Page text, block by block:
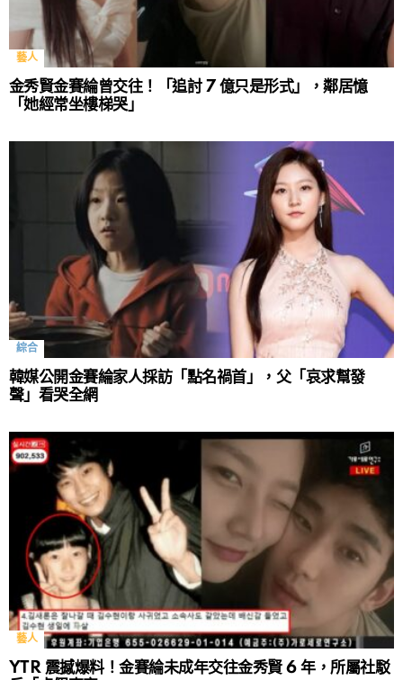
藝人
金秀賢金賽綸曾交往！「追討 7 億只是形式」，鄰居憶
「她經常坐樓梯哭」
綜合
韓媒公開金賽綸家人採訪「點名禍首」，父「哀求幫發
聲」看哭全網
藝人
YTR 震撼爆料！金賽綸未成年交往金秀賢 6 年，所屬社駁